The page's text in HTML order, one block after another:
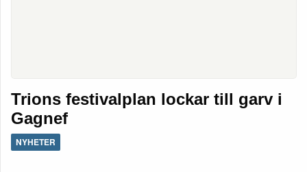
Trions festivalplan lockar till garv i
Gagnef
NYHETER